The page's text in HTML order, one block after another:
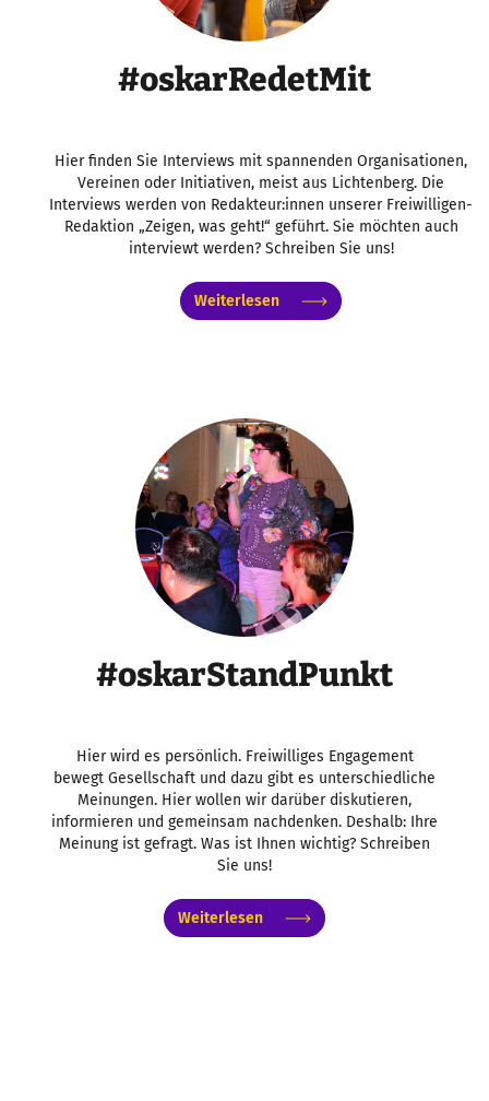
#oskarRedetMit
Hier finden Sie Interviews mit spannenden Organisationen,
Vereinen oder Initiativen, meist aus Lichtenberg. Die
Interviews werden von Redakteur:innen unserer Freiwilligen-
Redaktion „Zeigen, was geht!“ geführt. Sie möchten auch
interviewt werden? Schreiben Sie uns!
Weiterlesen
#oskarStandPunkt
Hier wird es persönlich. Freiwilliges Engagement
bewegt Gesellschaft und dazu gibt es unterschiedliche
Meinungen. Hier wollen wir darüber diskutieren,
informieren und gemeinsam nachdenken. Deshalb: Ihre
Meinung ist gefragt. Was ist Ihnen wichtig? Schreiben
Sie uns!
Weiterlesen